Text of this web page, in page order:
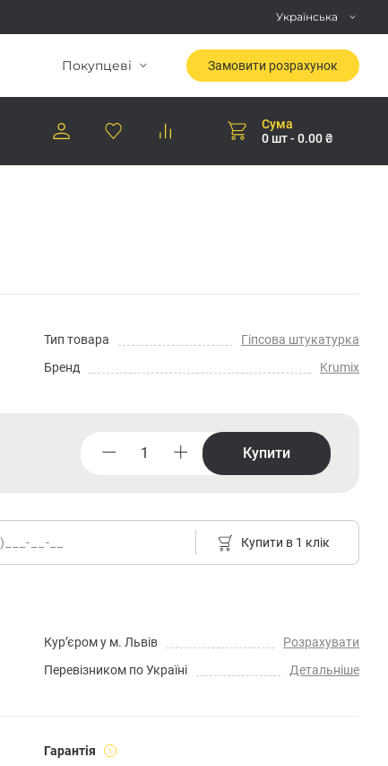
Українська
Покупцеві Замовити розрахунок
Сума
0 шт - 0.00 ₴
Тип товара
Гіпсова штукатурка
Бренд
Krumix
Купити
Купити в 1 клік
Кур’єром у м. Львів
Розрахувати
Перевізником по Україні
Детальніше
Гарантія